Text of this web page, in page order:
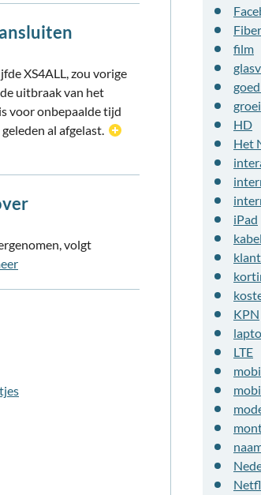
XS4ALL, zou vorige
uitbraak van het
voor onbepaalde tijd
al afgelast.
volgt
film
groei
HD
Het
iPad
kabel
KPN
LTE